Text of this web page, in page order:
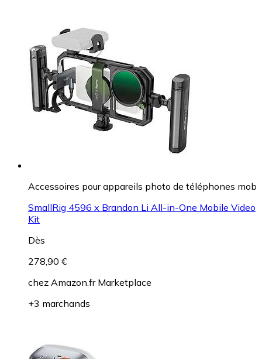
Accessoires pour appareils photo de téléphones mob
SmallRig 4596 x Brandon Li All-in-One Mobile Video
Kit
Dès
278,90 €
chez Amazon.fr Marketplace
+3 marchands